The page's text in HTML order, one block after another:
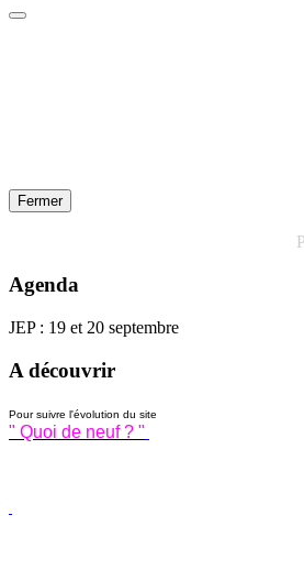
Fermer
Agenda
JEP : 19 et 20 septembre
A découvrir
Pour suivre l'évolution du site
" Quoi de neuf ? "